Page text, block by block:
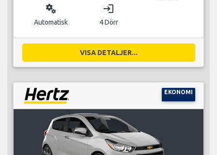
miscellaneous_services
Automatisk
login
4 Dörr
VISA DETALJER...
EKONOMI